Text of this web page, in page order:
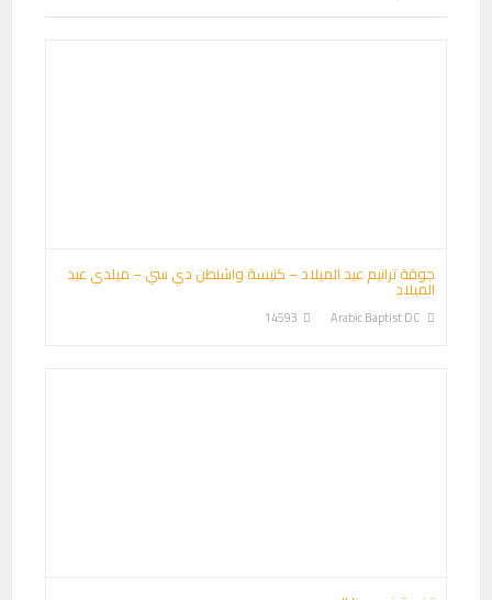
جوقة ترانيم عيد الميلاد – كنيسة واشنطن دي سي – ميلدي عيد
الميلاد
Arabic Baptist DC
14593